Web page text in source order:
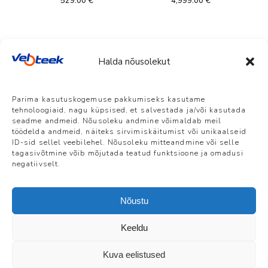
Halda nõusolekut
Parima kasutuskogemuse pakkumiseks kasutame
tehnoloogiaid, nagu küpsised, et salvestada ja/või kasutada
seadme andmeid. Nõusoleku andmine võimaldab meil
töödelda andmeid, näiteks sirvimiskäitumist või unikaalseid
ID-sid sellel veebilehel. Nõusoleku mitteandmine või selle
tagasivõtmine võib mõjutada teatud funktsioone ja omadusi
negatiivselt.
Nõustu
Keeldu
Kuva eelistused
Suur-Jõekalda 8, Pärnu | E-R 10-18 L 10-
15 P suletud | +372 5386 7861 |
info@veloteek.ee
Veloteek Tallinn, Telliskivi Loomelinnak
Telliskivi 60a/5 | E-R 10-19 L 10-15 P
suletud | +372 5884 0829 |
tallinn@veloteek.ee